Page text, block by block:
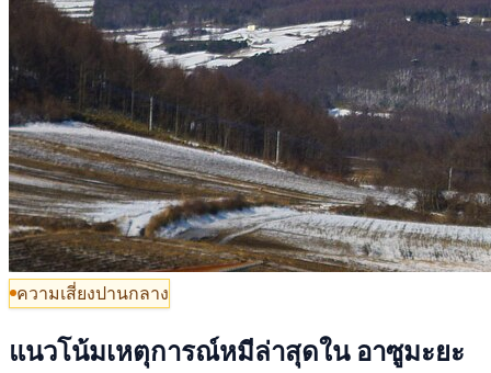
ความเสี่ยงปานกลาง
แนวโน้มเหตุการณ์หมีล่าสุดใน อาซูมะยะ